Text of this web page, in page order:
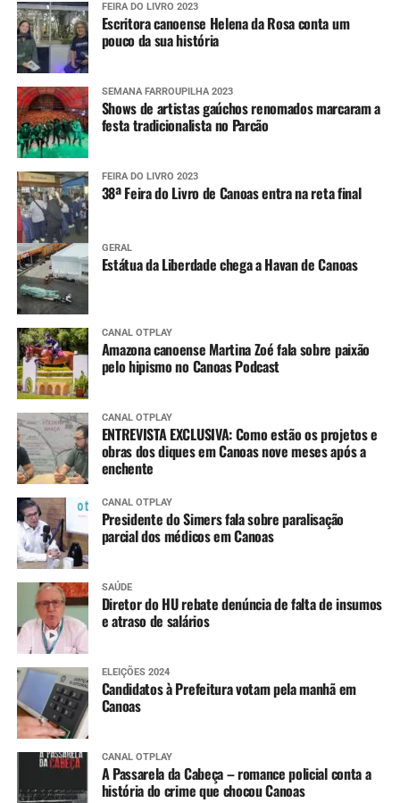
FEIRA DO LIVRO 2023
Escritora canoense Helena da Rosa conta um
pouco da sua história
SEMANA FARROUPILHA 2023
Shows de artistas gaúchos renomados marcaram a
festa tradicionalista no Parcão
FEIRA DO LIVRO 2023
38ª Feira do Livro de Canoas entra na reta final
GERAL
Estátua da Liberdade chega a Havan de Canoas
CANAL OTPLAY
Amazona canoense Martina Zoé fala sobre paixão
pelo hipismo no Canoas Podcast
CANAL OTPLAY
ENTREVISTA EXCLUSIVA: Como estão os projetos e
obras dos diques em Canoas nove meses após a
enchente
CANAL OTPLAY
Presidente do Simers fala sobre paralisação
parcial dos médicos em Canoas
SAÚDE
Diretor do HU rebate denúncia de falta de insumos
e atraso de salários
ELEIÇÕES 2024
Candidatos à Prefeitura votam pela manhã em
Canoas
CANAL OTPLAY
A Passarela da Cabeça – romance policial conta a
história do crime que chocou Canoas